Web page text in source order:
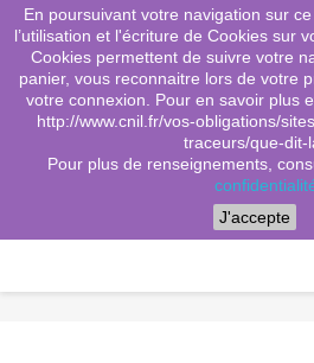
search
Menu
En poursuivant votre navigation sur
l’utilisation et l'écriture de Cookies sur
Cookies permettent de suivre votre
panier, vous reconnaitre lors de votre
votre connexion. Pour en savoir plus
http://www.cnil.fr/vos-obligations/
traceurs/que-dit-
Pour plus de renseignements,
J'accepte